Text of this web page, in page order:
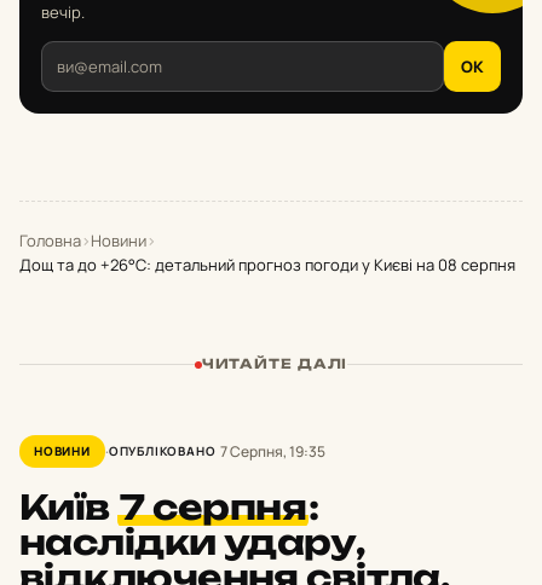
вечір.
OK
Головна›Новини›
Дощ та до +26°С: детальний прогноз погоди у Києві на 08 серпня
ЧИТАЙТЕ ДАЛІ
НОВИНИ ОПУБЛІКОВАНО 7 Серпня, 19:35
Київ7 серпня:
наслідки удару,